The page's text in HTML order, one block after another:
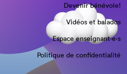
Devenir bénévole!
Vidéos et balados
Espace enseignant·e⋅s
Politique de confidentialité